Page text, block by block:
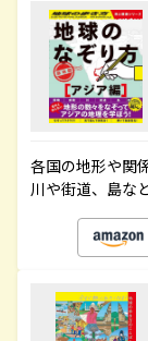
各国の地形や関
川や街道、島な